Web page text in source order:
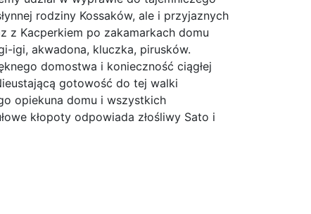
rodziny Kossaków, ale i przyjaznych
z Kacperkiem po zakamarkach domu
igi, akwadona, kluczka, pirusków.
domostwa i konieczność ciągłej
gotowość do tej walki
opiekuna domu i wszystkich
kłopoty odpowiada złośliwy Sato i